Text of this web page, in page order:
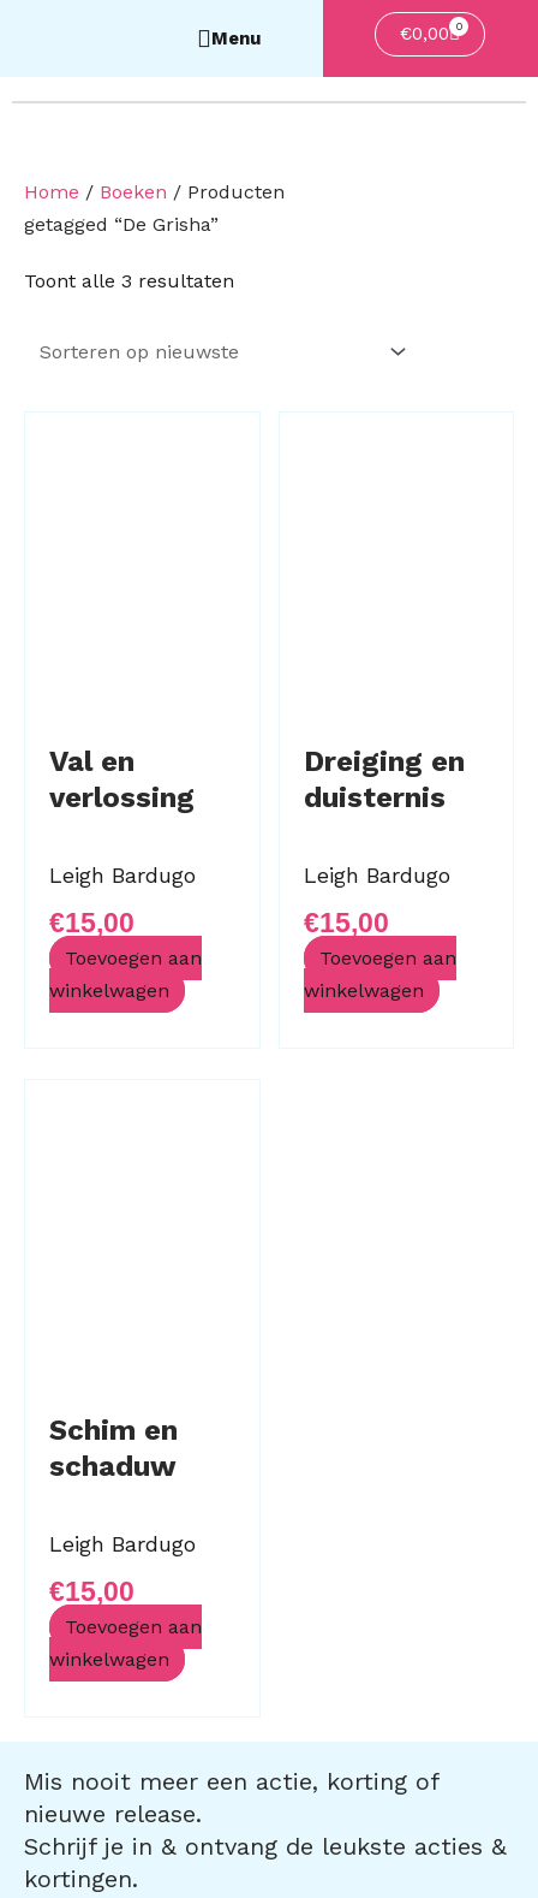
€0,00 0
Home / Boeken / Producten
getagged “De Grisha”
Toont alle 3 resultaten
nieuwste
Val en
verlossing
Leigh Bardugo
€15,00
Toevoegen aan
winkelwagen
Dreiging en
duisternis
Leigh Bardugo
€15,00
Toevoegen aan
winkelwagen
Schim en
schaduw
Leigh Bardugo
€15,00
Toevoegen aan
winkelwagen
Mis nooit meer een actie, korting of
nieuwe release.
Schrijf je in & ontvang de leukste acties &
kortingen.